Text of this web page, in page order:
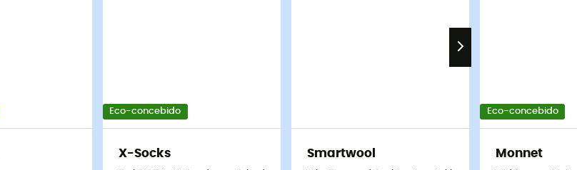
Eco-concebido
X-Socks Smartwool
Eco-concebido
Monnet